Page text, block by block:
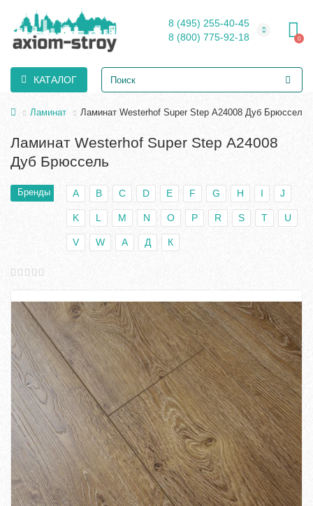
8 (495) 255-40-45
8 (800) 775-92-18
0
КАТАЛОГ
Ламинат Ламинат Westerhof Super Step А24008 Дуб Брюссель
Ламинат Westerhof Super Step А24008
Дуб Брюссель
Бренды A B C D E F G H I J
K L M N O P R S T U
V W А Д К